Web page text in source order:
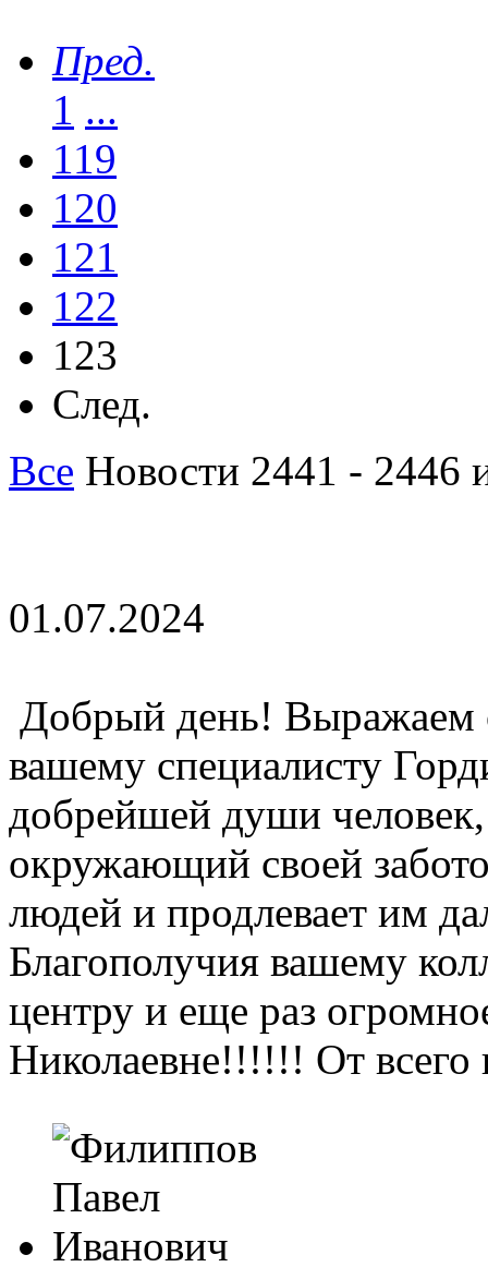
Пред.
1 ...
119
120
121
122
123
След.
Все Новости 2441 - 2446
01.07.2024
Добрый день! Выражаем
вашему специалисту
добрейшей души
окружающий своей
людей и продлевает им
Благополучия вашему
центру и еще раз
Николаевне!!!!!! От